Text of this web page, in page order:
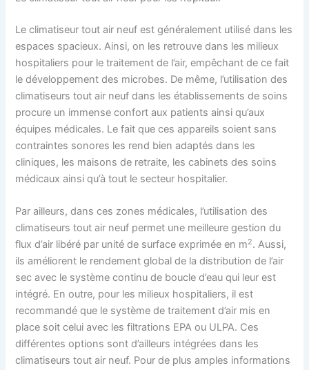
Le climatiseur tout air neuf est généralement utilisé dans les
espaces spacieux. Ainsi, on les retrouve dans les milieux
hospitaliers pour le traitement de l’air, empêchant de ce fait
le développement des microbes. De même, l’utilisation des
climatiseurs tout air neuf dans les établissements de soins
procure un immense confort aux patients ainsi qu’aux
équipes médicales. Le fait que ces appareils soient sans
contraintes sonores les rend bien adaptés dans les
cliniques, les maisons de retraite, les cabinets des soins
médicaux ainsi qu’à tout le secteur hospitalier.
Par ailleurs, dans ces zones médicales, l’utilisation des
climatiseurs tout air neuf permet une meilleure gestion du
flux d’air libéré par unité de surface exprimée en m2. Aussi,
ils améliorent le rendement global de la distribution de l’air
sec avec le système continu de boucle d’eau qui leur est
intégré. En outre, pour les milieux hospitaliers, il est
recommandé que le système de traitement d’air mis en
place soit celui avec les filtrations EPA ou ULPA. Ces
différentes options sont d’ailleurs intégrées dans les
climatiseurs tout air neuf. Pour de plus amples informations